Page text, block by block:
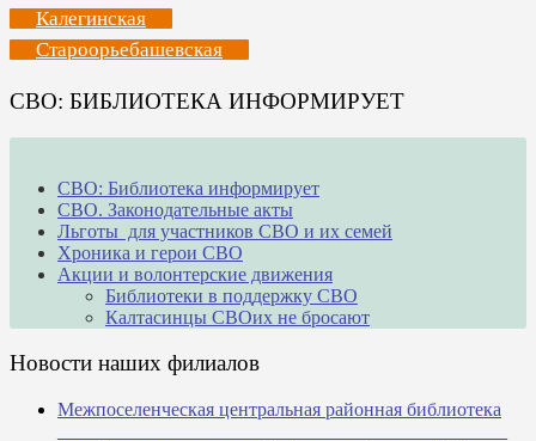
Калегинская
Староорьебашевская
СВО: БИБЛИОТЕКА ИНФОРМИРУЕТ
СВО: Библиотека информирует
СВО. Законодательные акты
Льготы для участников СВО и их семей
Хроника и герои СВО
Акции и волонтерские движения
Библиотеки в поддержку СВО
Калтасинцы СВОих не бросают
Новости наших филиалов
Межпоселенческая центральная районная библиотека